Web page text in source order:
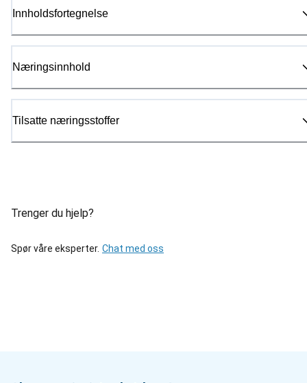
Innholdsfortegnelse
Næringsinnhold
Tilsatte næringsstoffer
Trenger du hjelp?
Spør våre eksperter. Chat med oss